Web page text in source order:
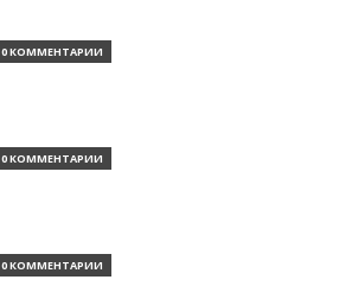
0 КОММЕНТАРИИ
0 КОММЕНТАРИИ
0 КОММЕНТАРИИ